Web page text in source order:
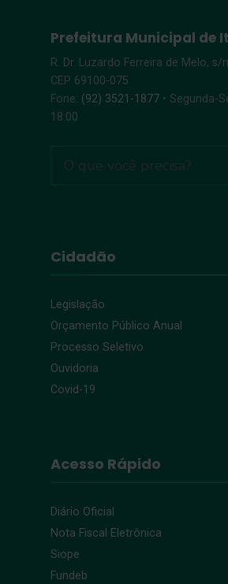
Prefeitura Municipal de
R. Dr. Luzardo Ferreira de Melo, s/
CEP 69100-075
Fone: (92) 3521-1877 • Segunda-
18:00
Cidadão
Legislação
Orçamento Público Anual
Processo Seletivo
Ouvidoria
Covid-19
Acesso Rápido
Diário Oficial
Nota Fiscal Eletrônica
Siope
Fundeb